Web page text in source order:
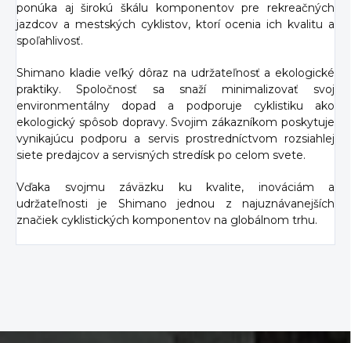
ponúka aj širokú škálu komponentov pre rekreačných
jazdcov a mestských cyklistov, ktorí ocenia ich kvalitu a
spoľahlivosť.
Shimano kladie veľký dôraz na udržateľnosť a ekologické
praktiky. Spoločnosť sa snaží minimalizovať svoj
environmentálny dopad a podporuje cyklistiku ako
ekologický spôsob dopravy. Svojim zákazníkom poskytuje
vynikajúcu podporu a servis prostredníctvom rozsiahlej
siete predajcov a servisných stredísk po celom svete.
Vďaka svojmu záväzku ku kvalite, inováciám a
udržateľnosti je Shimano jednou z najuznávanejších
značiek cyklistických komponentov na globálnom trhu.